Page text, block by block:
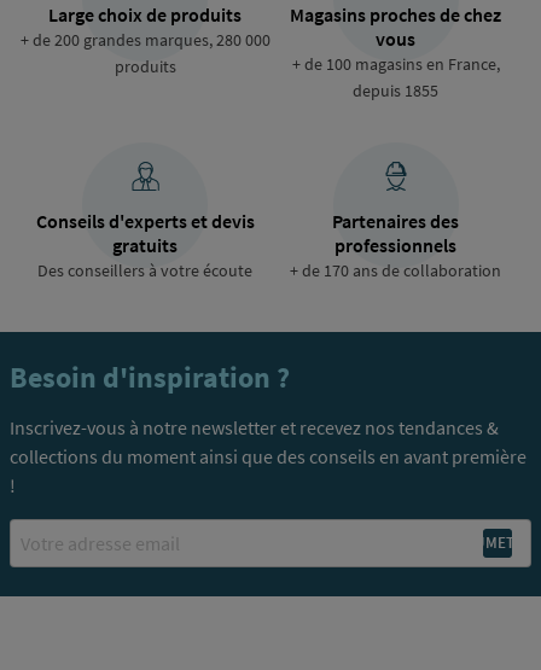
Large choix de produits
+ de 200 grandes marques, 280 000
produits
Magasins proches de chez
vous
+ de 100 magasins en France,
depuis 1855
Conseils d'experts et devis
gratuits
Des conseillers à votre écoute
Partenaires des
professionnels
+ de 170 ans de collaboration
Besoin d'inspiration ?
Inscrivez-vous à notre newsletter et recevez nos tendances &
collections du moment ainsi que des conseils en avant première
!
Email